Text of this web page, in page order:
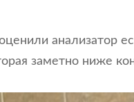
заметно ниже